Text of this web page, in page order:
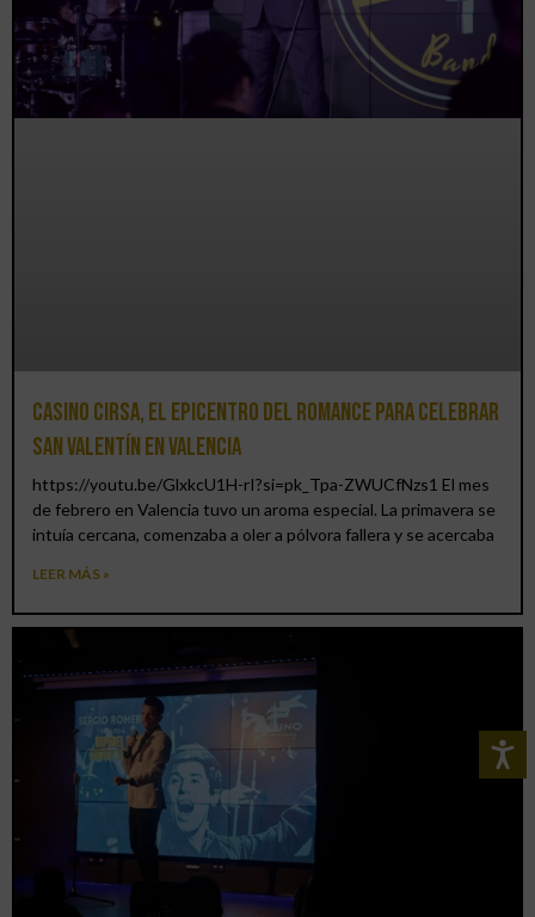
Casino CIRSA, el epicentro del romance para celebrar
San Valentín en Valencia
https://youtu.be/GlxkcU1H-rI?si=pk_Tpa-ZWUCfNzs1 El mes
de febrero en Valencia tuvo un aroma especial. La primavera se
intuía cercana, comenzaba a oler a pólvora fallera y se acercaba
LEER MÁS »